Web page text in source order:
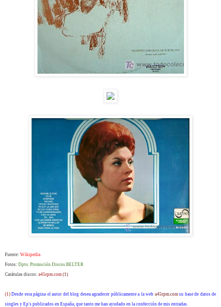
Fuente: Wikipedia
Fotos: Dpto. Promoción Discos BELTER
Carátulas discos: a45rpm.com (1)
(1) Desde esta página el autor del blog desea agradecer públicamente a la web a45rpm.comsu base de datos de
singles y Ep's publicados en España, que tanto me han ayudado en la confección de mis entradas.